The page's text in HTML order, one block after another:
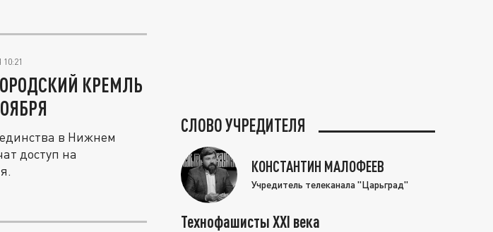
КРЕМЛЬ
в Нижнем
доступ на
СЛОВО УЧРЕДИТЕЛЯ
КОНСТАНТИН МАЛОФЕЕВ
Учредитель телеканала "Царьград"
Технофашисты XXI века